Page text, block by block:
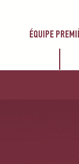
ÉQUIPE